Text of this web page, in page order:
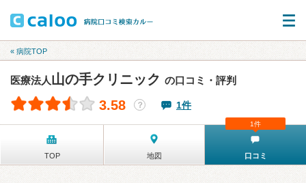
« 病院TOP
医療法人山の手クリニック の口コミ・評判
3.58 ？ 1件
TOP 地図 口コミ
1件